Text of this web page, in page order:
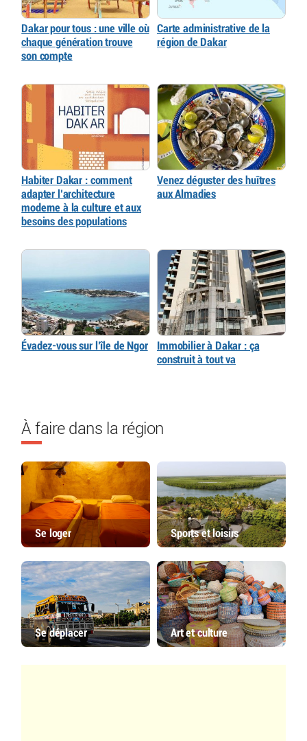
Dakar pour tous : une ville où
chaque génération trouve
son compte
Carte administrative de la
région de Dakar
Habiter Dakar : comment
adapter l’architecture
moderne à la culture et aux
besoins des populations
Venez déguster des huîtres
aux Almadies
Évadez-vous sur l’île de Ngor
Immobilier à Dakar : ça
construit à tout va
À faire dans la région
Se loger Sports et loisirs
Se déplacer Art et culture